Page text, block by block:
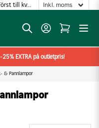
till kvarn gäller!
EXTRA på outletpris!
& Pannlampor